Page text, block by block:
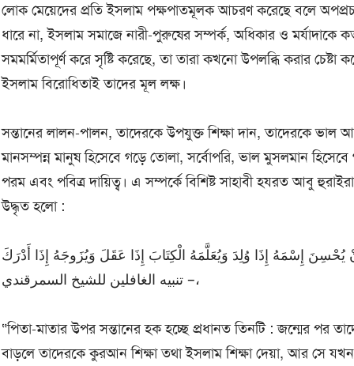
লোক মেয়েদের প্রতি ইসলাম পক্ষপাতমূলক আচরণ করেছে বলে
ধারে না, ইসলাম সমাজে নারী-পুরুষের সম্পর্ক, অধিকার ও মর্যাদাকে
সমমর্মিতাপূর্ণ করে সৃষ্টি করেছে, তা তারা কখনো উপলব্ধি করার চেষ্টা
ইসলাম বিরোধিতাই তাদের মূল লক্ষ।
সন্তানের লালন-পালন, তাদেরকে উপযুক্ত শিক্ষা দান, তাদেরকে ভাল
মানসম্পন্ন মানুষ হিসেবে গড়ে তোলা, সর্বোপরি, ভাল মুসলমান
পরম এবং পবিত্র দায়িত্ব। এ সম্পর্কে বিশিষ্ট সাহাবী হযরত আবু
উদ্ধৃত হলো :
يُحْسِنَ إِسْمَهُ إِذَا وُلِدَ وَيُعَلَّمَهُ الْكِتَابَ إِذَا عَقَلَ وَيُزَوجَهُ إِذَا أَدْرَكَ
– تنبيه الغافلين للشيخ السمرقندي،
“পিতা-মাতার উপর সন্তানের হক হচ্ছে প্রধানত তিনটি : জন্মের পর
বাড়লে তাদেরকে কুরআন শিক্ষা তথা ইসলাম শিক্ষা দেয়া, আর সে